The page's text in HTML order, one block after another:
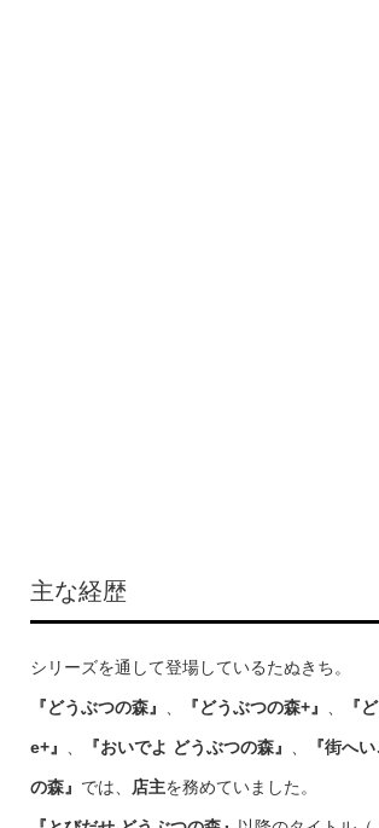
主な経歴
シリーズを通して登場しているたぬきち。
『どうぶつの森』 『どうぶつの森+』 『
e+』 『おいでよ どうぶつの森』 『街へ
の森』 では、 店主を務めていました。